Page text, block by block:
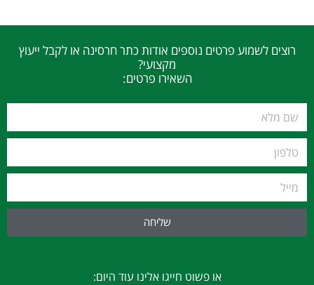
רוצים לשמוע פרטים נוספים אודות כתר חרסינה או לקבל ייעוץ
מקצועי?
השאירו פרטים:
שליחה
או פשוט חייגו אלינו עוד היום: